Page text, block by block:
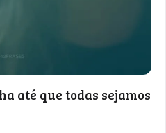
até que todas sejamos